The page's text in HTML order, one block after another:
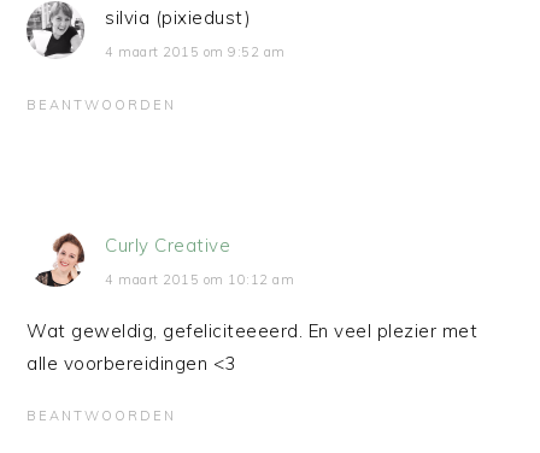
silvia (pixiedust)
4 maart 2015 om 9:52 am
BEANTWOORDEN
Curly Creative
4 maart 2015 om 10:12 am
Wat geweldig, gefeliciteeeerd. En veel plezier met
alle voorbereidingen <3
BEANTWOORDEN